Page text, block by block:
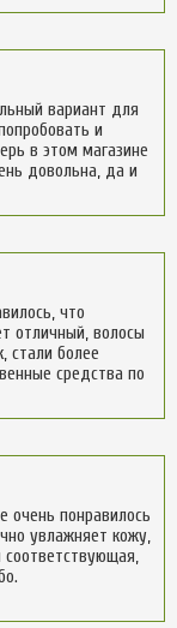
вариант для
и
в этом магазине
довольна, да и
что
отличный, волосы
стали более
средства по
очень понравилось
увлажняет кожу,
соответствующая,